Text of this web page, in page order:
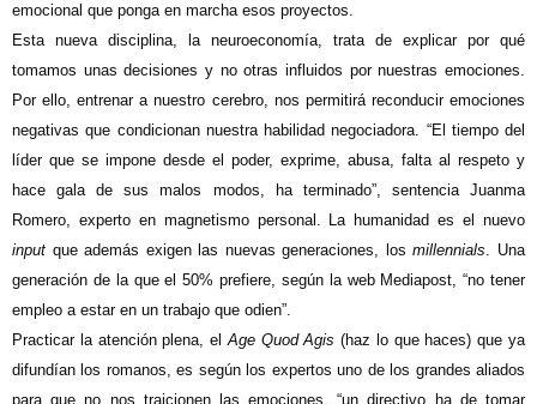
emocional que ponga en marcha esos proyectos.
Esta nueva disciplina, la neuroeconomía, trata de explicar por qué
tomamos unas decisiones y no otras influidos por nuestras emociones.
Por ello, entrenar a nuestro cerebro, nos permitirá reconducir emociones
negativas que condicionan nuestra habilidad negociadora. “El tiempo del
líder que se impone desde el poder, exprime, abusa, falta al respeto y
hace gala de sus malos modos, ha terminado”, sentencia Juanma
Romero, experto en magnetismo personal. La humanidad es el nuevo
input que además exigen las nuevas generaciones, losmillennials. Una
generación de la que el 50% prefiere, según la web Mediapost, “no tener
empleo a estar en un trabajo que odien”.
Practicar la atención plena, elAge Quod Agis (haz lo que haces) que ya
difundían los romanos, es según los expertos uno de los grandes aliados
para que no nos traicionen las emociones, “un directivo ha de tomar